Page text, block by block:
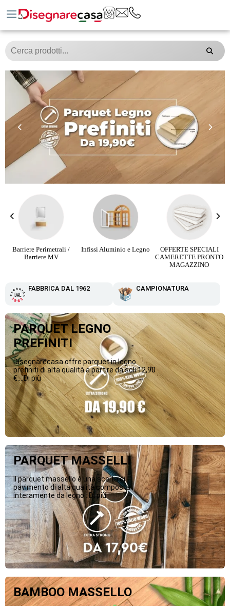
Infissi Aluminio e Legno
OFFERTE SPECIALI
Parquet Maxi Plancia 3
Strip da 12,90 €
FABBRICA DAL 1962 CAMPIONATURA
PARQUET LEGNO
PREFINITI
Disegnarecasa offre parquet in legno
prefiniti di alta qualità a partire da soli 12,90
€....Di più
PARQUET MASSELLI
Il parquet massello è una scelta di
pavimento di alta qualità composta
interamente da legno...Di più
BAMBOO MASSELLO